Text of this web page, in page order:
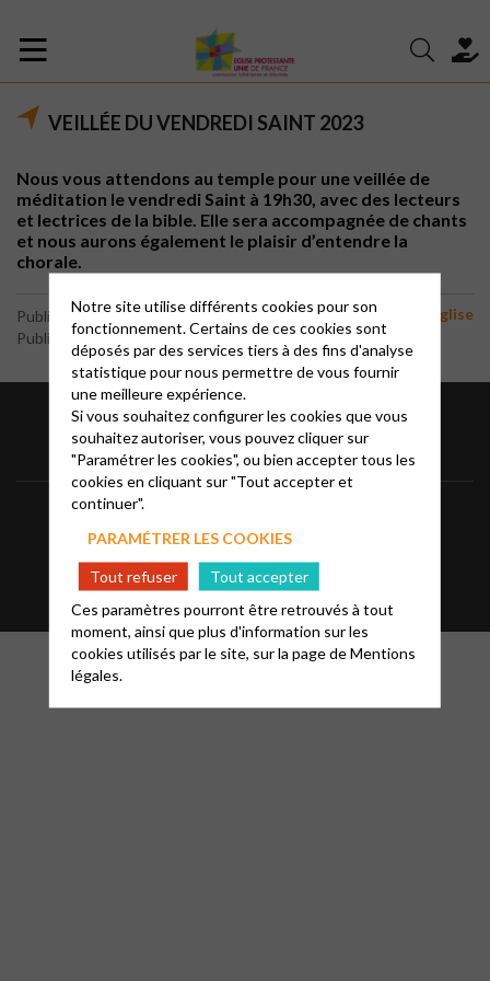
VEILLÉE DU VENDREDI SAINT 2023
Nous vous attendons au temple pour une veillée de
méditation le vendredi Saint à 19h30, avec des lecteurs
et lectrices de la bible. Elle sera accompagnée de chants
et nous aurons également le plaisir d’entendre la
chorale.
Publié le 29 mars 2023
Publié par le webmaster
Vie de l'eglise
Mentions légales
Glossaire Contact
Notre site utilise différents cookies pour son
fonctionnement. Certains de ces cookies sont
déposés par des services tiers à des fins d'analyse
statistique pour nous permettre de vous fournir
une meilleure expérience.
Si vous souhaitez configurer les cookies que vous
souhaitez autoriser, vous pouvez cliquer sur
"Paramétrer les cookies", ou bien accepter tous les
cookies en cliquant sur "Tout accepter et
continuer".
PARAMÉTRER LES COOKIES
Tout refuser
Tout accepter
Ces paramètres pourront être retrouvés à tout
moment, ainsi que plus d'information sur les
cookies utilisés par le site, sur la page deMentions
légales.